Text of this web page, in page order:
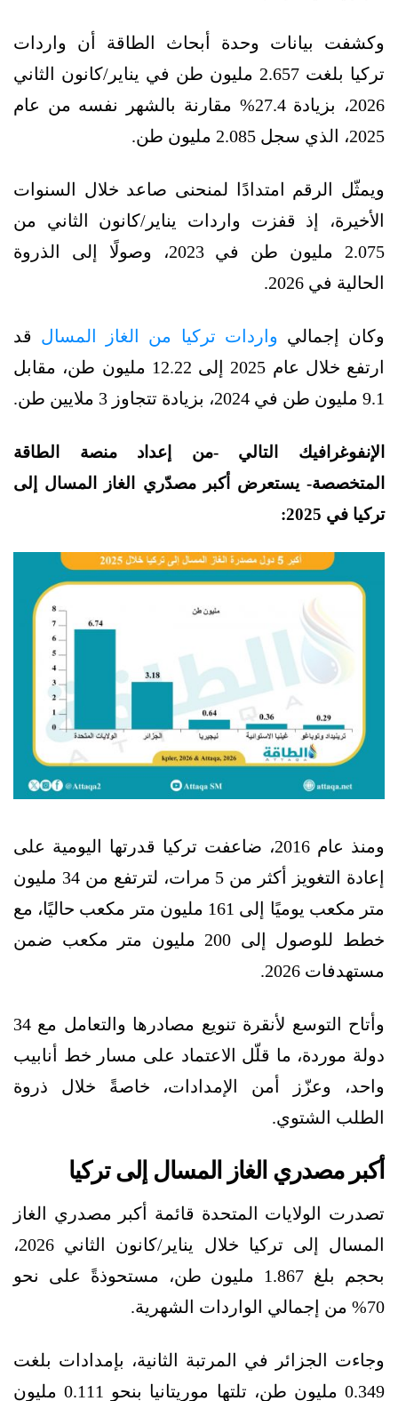
وكشفت بيانات وحدة أبحاث الطاقة أن واردات
تركيا بلغت 2.657 مليون طن في يناير/كانون الثاني
2026، بزيادة 27.4% مقارنة بالشهر نفسه من عام
2025، الذي سجل 2.085 مليون طن.
ويمثّل الرقم امتدادًا لمنحنى صاعد خلال السنوات
الأخيرة، إذ قفزت واردات يناير/كانون الثاني من
2.075 مليون طن في 2023، وصولًا إلى الذروة
الحالية في 2026.
وكان إجمالي واردات تركيا من الغاز المسال قد
ارتفع خلال عام 2025 إلى 12.22 مليون طن، مقابل
9.1 مليون طن في 2024، بزيادة تتجاوز 3 ملايين طن.
الإنفوغرافيك التالي -من إعداد منصة الطاقة
المتخصصة- يستعرض أكبر مصدّري الغاز المسال إلى
تركيا في 2025:
ومنذ عام 2016، ضاعفت تركيا قدرتها اليومية على
إعادة التغويز أكثر من 5 مرات، لترتفع من 34 مليون
متر مكعب يوميًا إلى 161 مليون متر مكعب حاليًا، مع
خطط للوصول إلى 200 مليون متر مكعب ضمن
مستهدفات 2026.
وأتاح التوسع لأنقرة تنويع مصادرها والتعامل مع 34
دولة موردة، ما قلّل الاعتماد على مسار خط أنابيب
واحد، وعزّز أمن الإمدادات، خاصةً خلال ذروة
الطلب الشتوي.
أكبر مصدري الغاز المسال إلى تركيا
تصدرت الولايات المتحدة قائمة أكبر مصدري الغاز
المسال إلى تركيا خلال يناير/كانون الثاني 2026،
بحجم بلغ 1.867 مليون طن، مستحوذةً على نحو
70% من إجمالي الواردات الشهرية.
وجاءت الجزائر في المرتبة الثانية، بإمدادات بلغت
0.349 مليون طن، تلتها موريتانيا بنحو 0.111 مليون